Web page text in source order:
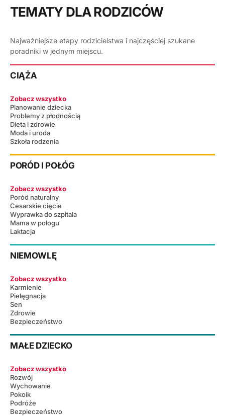
TEMATY DLA RODZICÓW
Najważniejsze etapy rodzicielstwa i najczęściej szukane
poradniki w jednym miejscu.
CIĄŻA
Zobacz wszystko
Planowanie dziecka
Problemy z płodnością
Dieta i zdrowie
Moda i uroda
Szkoła rodzenia
PORÓD I POŁÓG
Zobacz wszystko
Poród naturalny
Cesarskie cięcie
Wyprawka do szpitala
Mama w połogu
Laktacja
NIEMOWLĘ
Zobacz wszystko
Karmienie
Pielęgnacja
Sen
Zdrowie
Bezpieczeństwo
MAŁE DZIECKO
Zobacz wszystko
Rozwój
Wychowanie
Pokoik
Podróże
Bezpieczeństwo